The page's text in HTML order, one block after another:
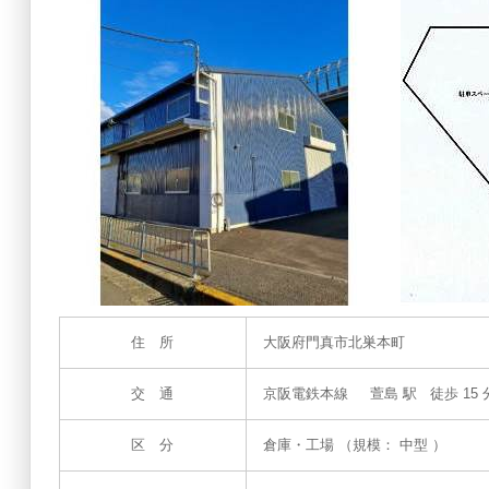
住 所 大阪府門真市北巣本町
交 通 京阪電鉄本線 萱島 駅 徒歩 15
区 分 倉庫・工場 （規模： 中型 ）